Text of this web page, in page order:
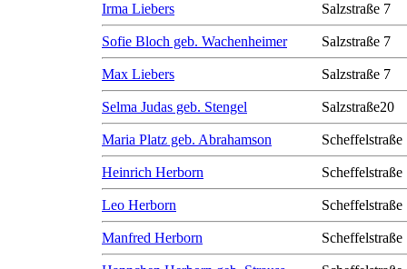
Irma Liebers Salzstraße 7
Sofie Bloch geb. Wachenheimer Salzstraße 7
Max Liebers Salzstraße 7
Selma Judas geb. Stengel Salzstraße20
Maria Platz geb. Abrahamson Scheffelstraße
Heinrich Herborn Scheffelstraße
Leo Herborn Scheffelstraße
Manfred Herborn Scheffelstraße